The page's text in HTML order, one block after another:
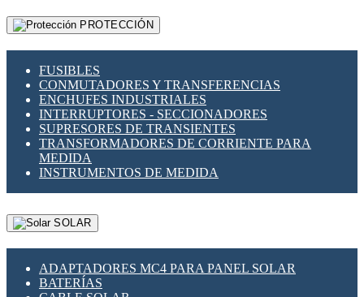
PROTECCIÓN
FUSIBLES
CONMUTADORES Y TRANSFERENCIAS
ENCHUFES INDUSTRIALES
INTERRUPTORES - SECCIONADORES
SUPRESORES DE TRANSIENTES
TRANSFORMADORES DE CORRIENTE PARA
MEDIDA
INSTRUMENTOS DE MEDIDA
SOLAR
ADAPTADORES MC4 PARA PANEL SOLAR
BATERÍAS